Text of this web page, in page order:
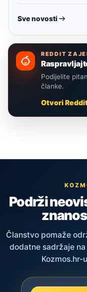
Sve novosti
REDDIT
Podijelite
članke.
Otvori
Podrži
Članstvo pomaže
dodatne sadržaje
Kozmos.hr-